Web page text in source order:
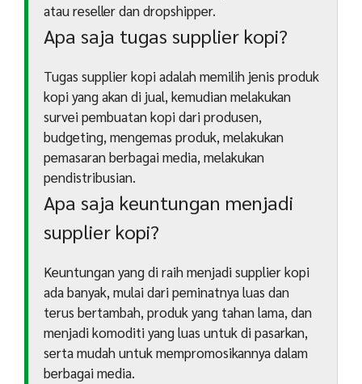
atau reseller dan dropshipper.
Apa saja tugas supplier kopi?
Tugas supplier kopi adalah memilih jenis produk
kopi yang akan di jual, kemudian melakukan
survei pembuatan kopi dari produsen,
budgeting, mengemas produk, melakukan
pemasaran berbagai media, melakukan
pendistribusian.
Apa saja keuntungan menjadi
supplier kopi?
Keuntungan yang di raih menjadi supplier kopi
ada banyak, mulai dari peminatnya luas dan
terus bertambah, produk yang tahan lama, dan
menjadi komoditi yang luas untuk di pasarkan,
serta mudah untuk mempromosikannya dalam
berbagai media.